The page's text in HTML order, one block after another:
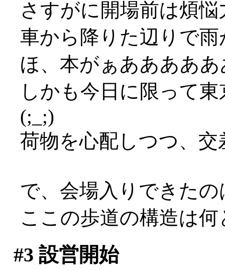
さすがに開場前は煩
車から降りた辺りで
ほ、本がぁあああああ
しかも今日に限って
(;_;)
荷物を心配しつつ、
で、会場入りできた
ここの歩道の構造は
#3 設営開始